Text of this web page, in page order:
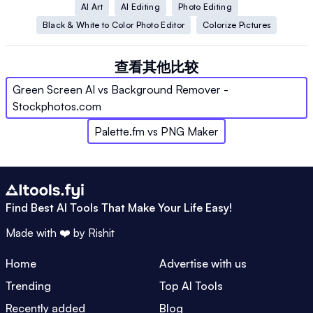
AI Art AI Editing
Photo Editing
Black & White to Color Photo Editor
Colorize Pictures
查看其他比较
Green Screen AI vs Background Remover -
Stockphotos.com
Palette.fm vs PNG Maker
Find Best AI Tools That Make Your Life Easy!
Made with ❤️ by Rishit
Home
Advertise with us
Trending
Top AI Tools
Recently added
Blog